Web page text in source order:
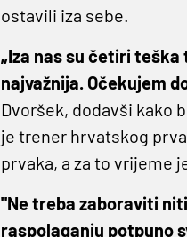
ostavili iza sebe.
„Iza nas su četiri teška
najvažnija. Očekujem
Dvoršek, dodavši kako
je trener hrvatskog
prvaka, a za to vrijeme
"Ne treba zaboraviti
raspolaganju potpuno